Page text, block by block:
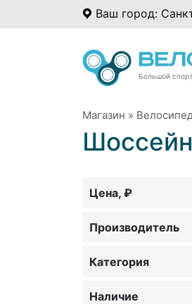
Ваш город:
Большой
Магазин »
Цена, ₽
Производитель
Категория
Наличие